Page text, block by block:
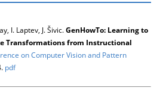
I. Laptev, J. Šivic.GenHowTo: Learning to
Transformations from Instructional
on Computer Vision and Pattern
pdf